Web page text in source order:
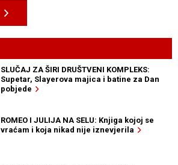
SLUČAJ ZA ŠIRI DRUŠTVENI KOMPLEKS:
Supetar, Slayerova majica i batine za Dan
pobjede
ROMEO I JULIJA NA SELU: Knjiga kojoj se
vraćam i koja nikad nije iznevjerila